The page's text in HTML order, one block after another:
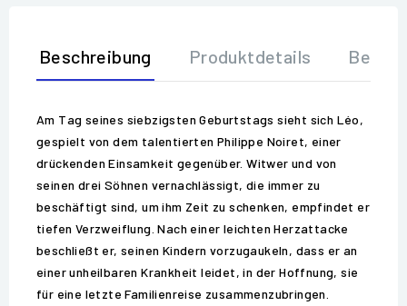
Beschreibung Produktdetails
Am Tag seines siebzigsten Geburtstags sieht sich Léo,
gespielt von dem talentierten Philippe Noiret, einer
drückenden Einsamkeit gegenüber. Witwer und von
seinen drei Söhnen vernachlässigt, die immer zu
beschäftigt sind, um ihm Zeit zu schenken, empfindet er
tiefen Verzweiflung. Nach einer leichten Herzattacke
beschließt er, seinen Kindern vorzugaukeln, dass er an
einer unheilbaren Krankheit leidet, in der Hoffnung, sie
für eine letzte Familienreise zusammenzubringen.